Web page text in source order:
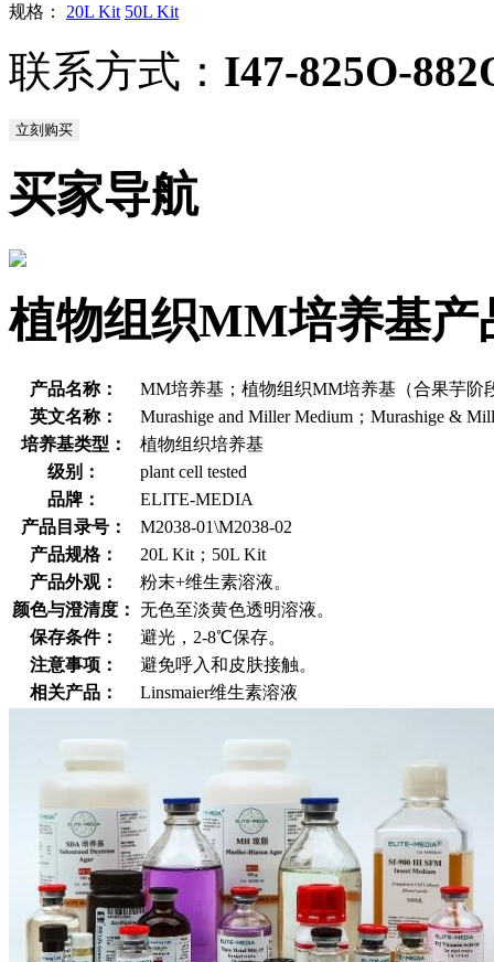
规格： 20L Kit 50L Kit
联系方式： I47-825O-
立刻购买
买家导航
植物组织MM培养基产
产品名称：
MM培养基；植物组织MM培养基（合果芋阶
英文名称：
Murashige and Miller Medium；Murashige &
培养基类型：
植物组织培养基
级别：
plant cell tested
品牌：
ELITE-MEDIA
产品目录号：
M2038-01\M2038-02
产品规格：
20L Kit；50L Kit
产品外观：
粉末+维生素溶液。
颜色与澄清度： 无色至淡黄色透明溶液。
保存条件：
避光，2-8℃保存。
注意事项：
避免呼入和皮肤接触。
相关产品：
Linsmaier维生素溶液